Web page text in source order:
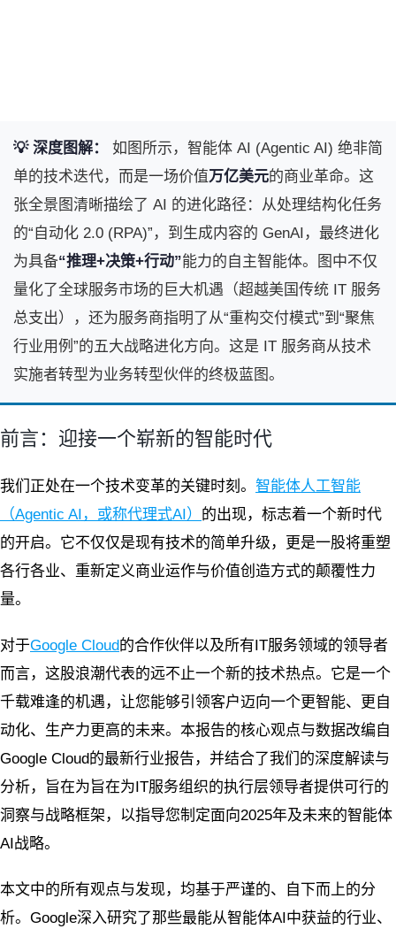
💡 深度图解：
如图所示，智能体 AI (Agentic AI) 绝非简
单的技术迭代，而是一场价值万亿美元的商业革命。这
张全景图清晰描绘了 AI 的进化路径：从处理结构化任务
的“自动化 2.0 (RPA)”，到生成内容的 GenAI，最终进化
为具备“推理+决策+行动”能力的自主智能体。图中不仅
量化了全球服务市场的巨大机遇（超越美国传统 IT 服务
总支出），还为服务商指明了从“重构交付模式”到“聚焦
行业用例”的五大战略进化方向。这是 IT 服务商从技术
实施者转型为业务转型伙伴的终极蓝图。
前言：迎接一个崭新的智能时代
我们正处在一个技术变革的关键时刻。 智能体人工智能
（Agentic AI，或称代理式AI） 的出现，标志着一个新时代
的开启。它不仅仅是现有技术的简单升级，更是一股将重塑
各行各业、重新定义商业运作与价值创造方式的颠覆性力
量。
对于Google Cloud的合作伙伴以及所有IT服务领域的领导者
而言，这股浪潮代表的远不止一个新的技术热点。它是一个
千载难逢的机遇，让您能够引领客户迈向一个更智能、更自
动化、生产力更高的未来。本报告的核心观点与数据改编自
Google Cloud的最新行业报告，并结合了我们的深度解读与
分析，旨在为旨在为IT服务组织的执行层领导者提供可行的
洞察与战略框架，以指导您制定面向2025年及未来的智能体
AI战略。
本文中的所有观点与发现，均基于严谨的、自下而上的分
析。Google深入研究了那些最能从智能体AI中获益的行业、